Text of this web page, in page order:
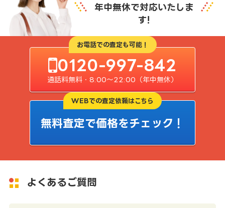
年中無休で対応いたしま
す!
お電話での査定も可能！
0120-997-842
通話料無料・8:00〜22:00（年中無休）
WEBでの査定依頼はこちら
無料査定で価格をチェック！
よくあるご質問